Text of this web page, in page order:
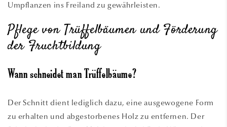
Umpflanzen ins Freiland zu gewährleisten.
Pflege von Trüffelbäumen und Förderung
der Fruchtbildung
Wann schneidet man Trüffelbäume?
Der Schnitt dient lediglich dazu, eine ausgewogene Form
zu erhalten und abgestorbenes Holz zu entfernen. Der